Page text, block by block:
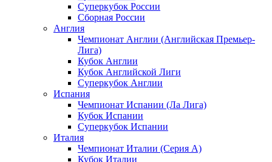
Суперкубок России
Сборная России
Англия
Чемпионат Англии (Английская Премьер-
Лига)
Кубок Англии
Кубок Английской Лиги
Суперкубок Англии
Испания
Чемпионат Испании (Ла Лига)
Кубок Испании
Суперкубок Испании
Италия
Чемпионат Италии (Серия А)
Кубок Италии